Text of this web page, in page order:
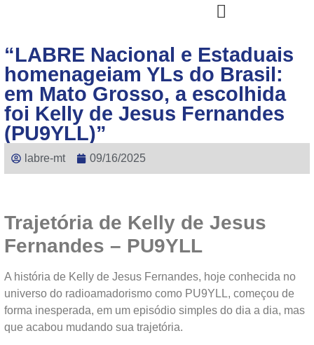
“LABRE Nacional e Estaduais
homenageiam YLs do Brasil:
em Mato Grosso, a escolhida
foi Kelly de Jesus Fernandes
(PU9YLL)”
labre-mt 09/16/2025
Trajetória de Kelly de Jesus
Fernandes – PU9YLL
A história de Kelly de Jesus Fernandes, hoje conhecida no
universo do radioamadorismo como PU9YLL, começou de
forma inesperada, em um episódio simples do dia a dia, mas
que acabou mudando sua trajetória.